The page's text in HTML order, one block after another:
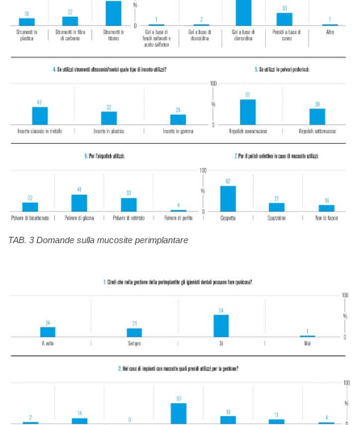
TAB. 3 Domande sulla mucosite perimplantare